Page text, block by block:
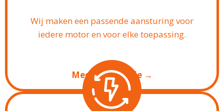
Wij maken een passende aansturing voor
iedere motor en voor elke toepassing.
Meer informatie →